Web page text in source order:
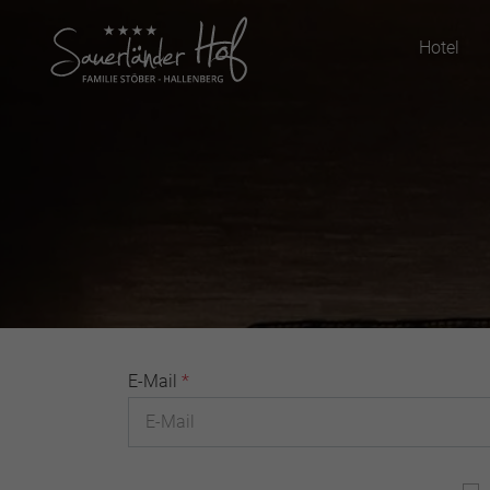
Hotel
E-Mail *